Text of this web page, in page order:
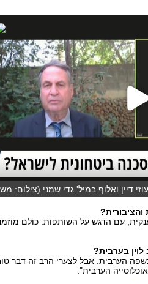
דיין ואלוף במיל' גדי שמני (צילום:
ענקית, עם הדגש על השותפות. כולם
בערבית?
הערבית. אבל לצערי הרב זה דבר
הערבית".